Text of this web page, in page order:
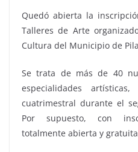
Quedó abierta la
Talleres de Arte
Cultura del Municipio de
Se trata de más de 40
especialidades
cuatrimestral durante el
Por supuesto, con
totalmente abierta y